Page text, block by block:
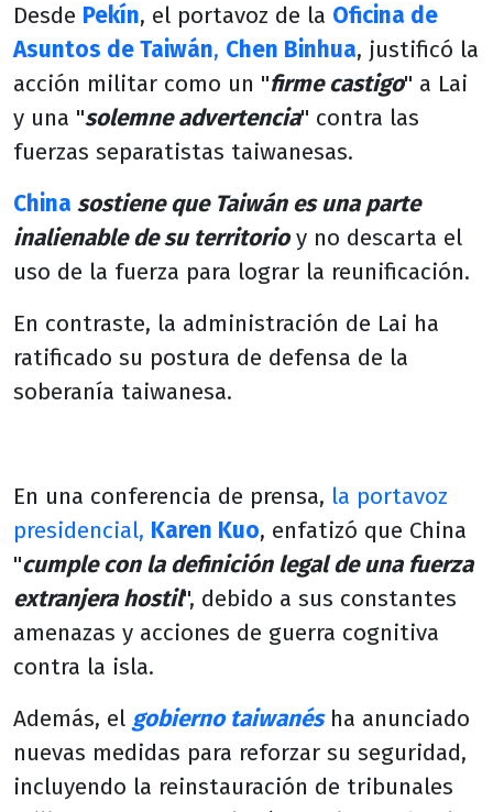
Desde Pekín, el portavoz de la Oficina de
Asuntos de Taiwán, Chen Binhua, justificó la
acción militar como un "firme castigo" a Lai
y una "solemne advertencia" contra las
fuerzas separatistas taiwanesas.
China sostiene que Taiwán es una parte
inalienable de su territorioy no descarta el
uso de la fuerza para lograr la reunificación.
En contraste, la administración de Lai ha
ratificado su postura de defensa de la
soberanía taiwanesa.
En una conferencia de prensa, la portavoz
presidencial, Karen Kuo, enfatizó que China
"cumple con la definición legal de una fuerza
extranjera hostil", debido a sus constantes
amenazas y acciones de guerra cognitiva
contra la isla.
Además, el gobierno taiwanésha anunciado
nuevas medidas para reforzar su seguridad,
incluyendo la reinstauración de tribunales